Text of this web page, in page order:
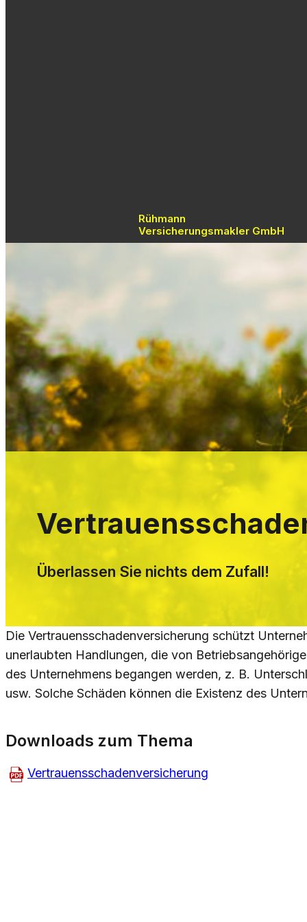
Rühmann
Versicherungsmakler GmbH
Überlassen Sie nichts dem Zufall!
Die Vertrauensschadenversicherung schützt
unerlaubten Handlungen, die von
des Unternehmens begangen werden, z. B.
usw. Solche Schäden können die Existenz des
Downloads zum Thema
Vertrauensschadenversicherung